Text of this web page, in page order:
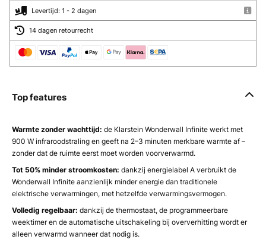
Levertijd: 1 - 2 dagen
14 dagen retourrecht
Top features
Warmte zonder wachttijd: de Klarstein Wonderwall Infinite werkt met
900 W infraroodstraling en geeft na 2–3 minuten merkbare warmte af –
zonder dat de ruimte eerst moet worden voorverwarmd.
Tot 50% minder stroomkosten: dankzij energielabel A verbruikt de
Wonderwall Infinite aanzienlijk minder energie dan traditionele
elektrische verwarmingen, met hetzelfde verwarmingsvermogen.
Volledig regelbaar: dankzij de thermostaat, de programmeerbare
weektimer en de automatische uitschakeling bij oververhitting wordt er
alleen verwarmd wanneer dat nodig is.